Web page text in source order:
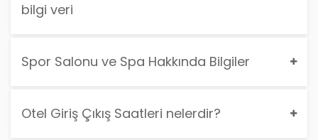
bilgi veri
Spor Salonu ve Spa Hakkında Bilgiler
Otel Giriş Çıkış Saatleri nelerdir?